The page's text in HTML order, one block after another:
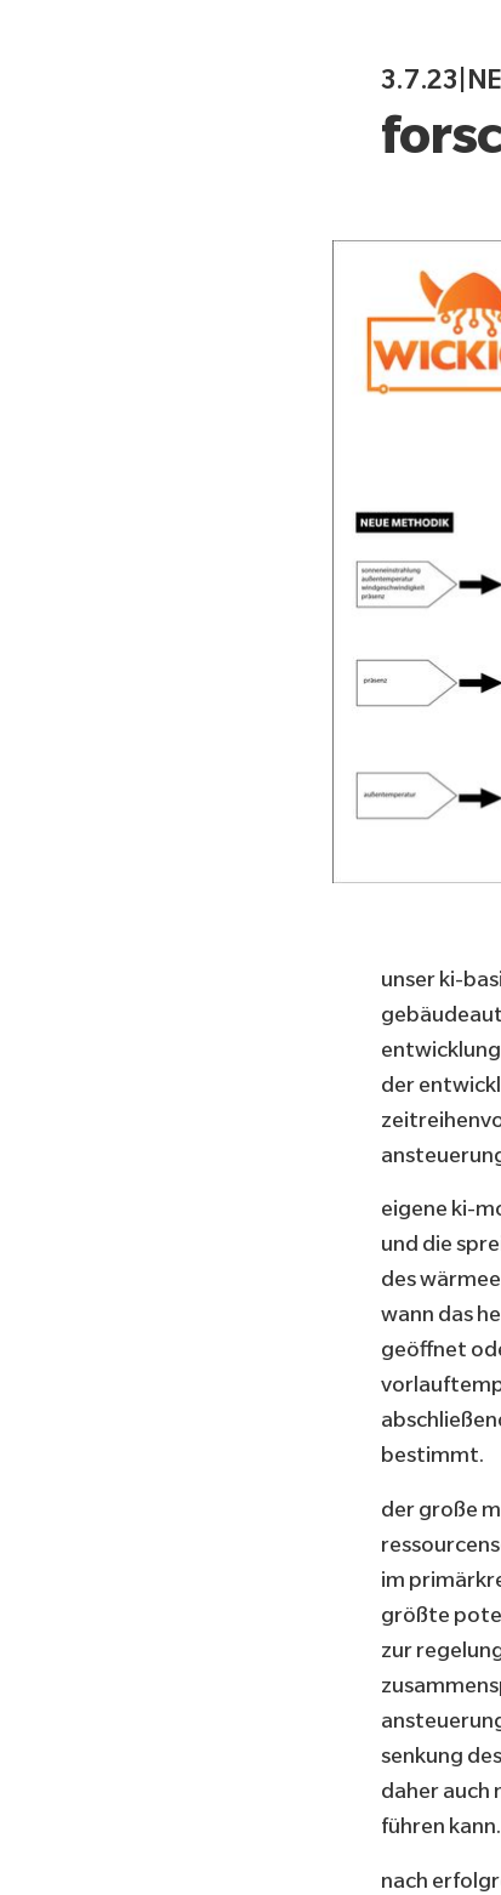
3.7.23
unser ki-
der
eigene ki-
und die
des
wann das
geöffnet
bestimmt.
der große
im
größte
zur
senkung
daher auch
führen kann.
nach